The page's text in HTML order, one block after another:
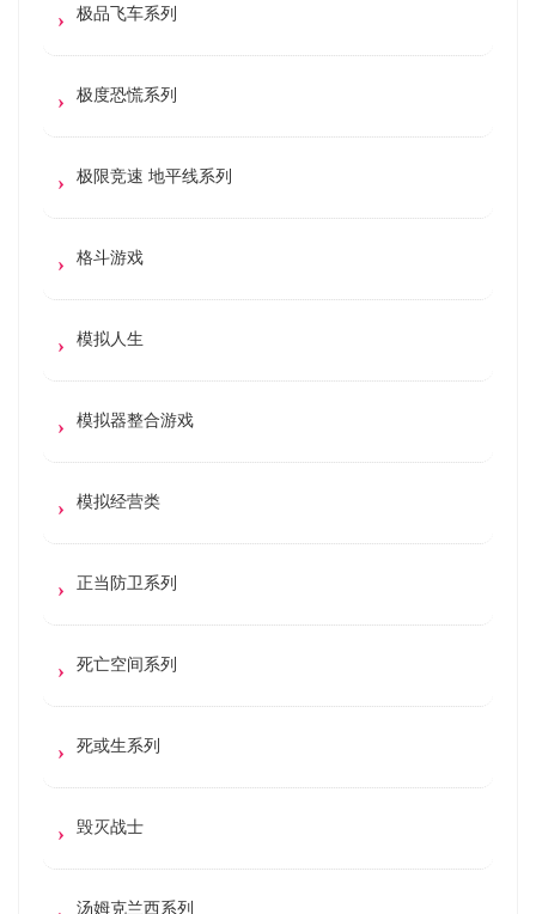
极品飞车系列
极度恐慌系列
极限竞速 地平线系列
格斗游戏
模拟人生
模拟器整合游戏
模拟经营类
正当防卫系列
死亡空间系列
死或生系列
毁灭战士
汤姆克兰西系列